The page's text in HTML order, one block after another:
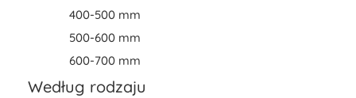
400-500 mm
500-600 mm
600-700 mm
Według rodzaju